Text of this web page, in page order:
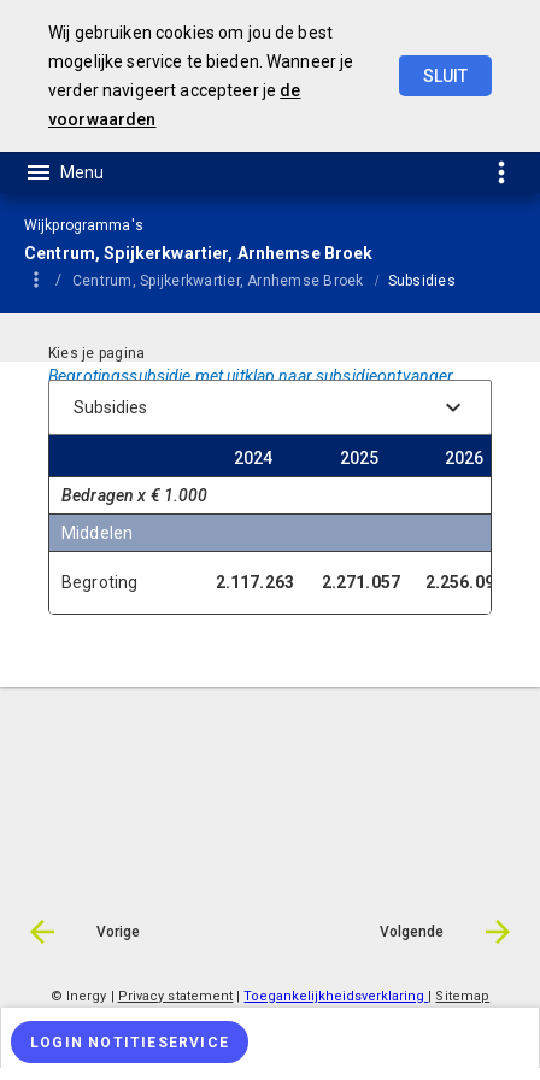
Wij gebruiken cookies om jou de best
mogelijke service te bieden. Wanneer je
verder navigeert accepteer je de
voorwaarden
SLUIT
Wijkprogramma's
Centrum, Spijkerkwartier, Arnhemse Broek
Centrum, Spijkerkwartier, Arnhemse Broek Subsidies
Begrotingssubsidie met uitklap naar subsidieontvanger.
2024
2025
2026
Bedragen x € 1.000
Middelen
Begroting 2.117.263 2.271.057 2.256.098
Vorige Volgende
© Inergy | Privacy statement |Toegankelijkheidsverklaring | Sitemap
LOGIN NOTITIESERVICE